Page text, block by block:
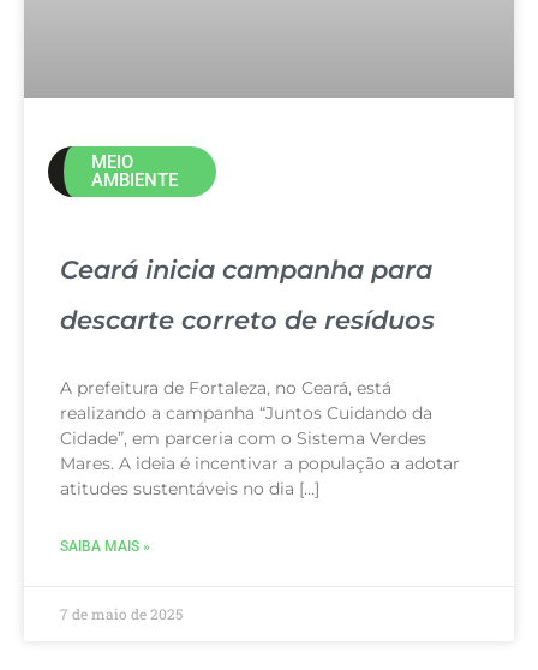
MEIO
AMBIENTE
Ceará inicia campanha para
descarte correto de resíduos
A prefeitura de Fortaleza, no Ceará, está
realizando a campanha “Juntos Cuidando da
Cidade”, em parceria com o Sistema Verdes
Mares. A ideia é incentivar a população a adotar
atitudes sustentáveis no dia […]
SAIBA MAIS »
7 de maio de 2025